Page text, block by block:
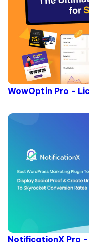
WowOptin Pro -
NotificationX Pro -